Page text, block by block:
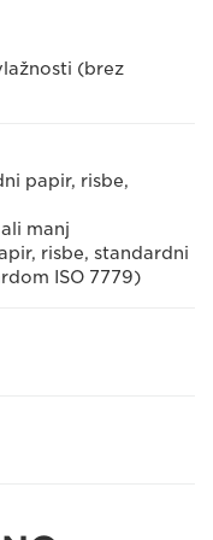
(brez
papir, risbe,
manj
risbe, standardni
ISO 7779)